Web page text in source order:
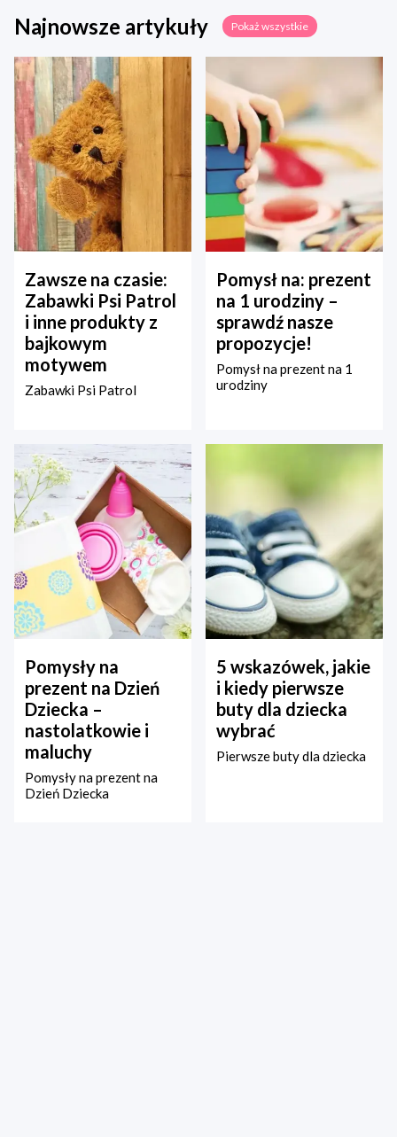
Najnowsze artykuły Pokaż wszystkie
Zawsze na czasie:
Zabawki Psi Patrol
i inne produkty z
bajkowym
motywem
Zabawki Psi Patrol
Pomysł na: prezent
na 1 urodziny –
sprawdź nasze
propozycje!
Pomysł na prezent na 1
urodziny
Pomysły na
prezent na Dzień
Dziecka –
nastolatkowie i
maluchy
Pomysły na prezent na
Dzień Dziecka
5 wskazówek, jakie
i kiedy pierwsze
buty dla dziecka
wybrać
Pierwsze buty dla dziecka